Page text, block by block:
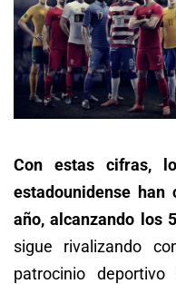
Con estas cifras,
estadounidense
año, alcanzando los
sigue rivalizando
patrocinio